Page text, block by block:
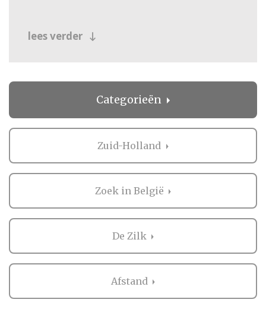
lees verder
Categorieën
Zuid-Holland
Zoek in België
De Zilk
Afstand